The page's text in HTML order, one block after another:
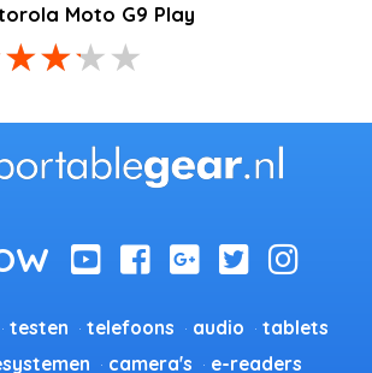
Moto G9 Play
testen telefoons audio
tablets
camera's e-readers